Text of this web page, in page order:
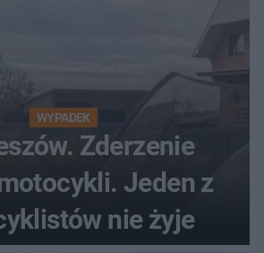
WYPADEK
Zderzenie
Jeden z
nie żyje